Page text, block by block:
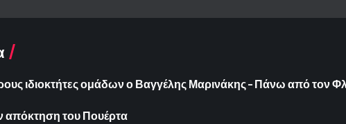
ιδιοκτήτες ομάδων ο Βαγγέλης Μαρινάκης – Πάνω από τον
απόκτηση του Πουέρτα